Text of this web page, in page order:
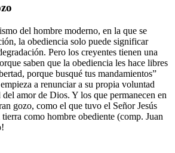
del hombre moderno, en la que se
la obediencia solo puede significar
Pero los creyentes tienen una
saben que la obediencia les hace libres
porque busqué tus mandamientos”
a renunciar a su propia voluntad
amor de Dios. Y los que permanecen en
gozo, como el que tuvo el Señor Jesús
como hombre obediente (comp. Juan